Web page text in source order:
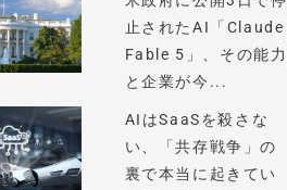
止されたAI「Claude
Fable 5」、その能力
と企業が今...
AIはSaaSを殺さな
い、「共存戦争」の
裏で本当に起きてい